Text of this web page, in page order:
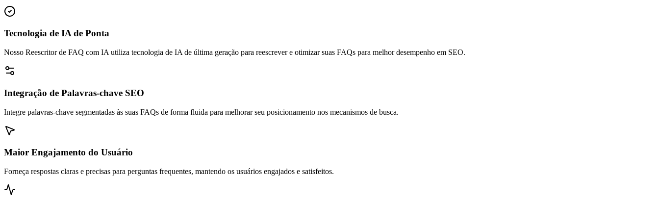
Tecnologia de IA de Ponta
Nosso Reescritor de FAQ com IA utiliza tecnologia de IA de última geração para reescrever e otimizar suas FAQs para melhor desempenho em SEO.
Integração de Palavras-chave SEO
Integre palavras-chave segmentadas às suas FAQs de forma fluida para melhorar seu posicionamento nos mecanismos de busca.
Maior Engajamento do Usuário
Forneça respostas claras e precisas para perguntas frequentes, mantendo os usuários engajados e satisfeitos.